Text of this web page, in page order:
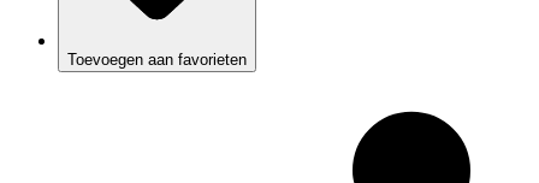
Toevoegen aan favorieten